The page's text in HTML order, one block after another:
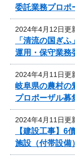
委託業務プロポ
2024年4月12日更
「清流の国ぎ
運用・保守業務
2024年4月11日更
岐阜県の農村の
プロポーザル募
2024年4月11日更
【建設工事】6
施設（付帯設備